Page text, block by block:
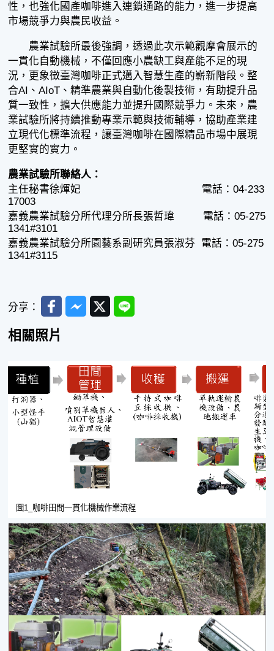
性，也強化國產咖啡進入連鎖通路的能力，進一步提高
市場競爭力與農民收益。
農業試驗所最後強調，透過此次示範觀摩會展示的
一貫化自動機械，不僅回應小農缺工與產能不足的現
況，更象徵臺灣咖啡正式邁入智慧生產的嶄新階段。整
合AI、AIoT、精準農業與自動化後製技術，有助提升品
質一致性，擴大供應能力並提升國際競爭力。未來，農
業試驗所將持續推動專業示範與技術輔導，協助產業建
立現代化標準流程，讓臺灣咖啡在國際精品市場中展現
更堅實的實力。
農業試驗所聯絡人：
主任秘書徐煇妃 電話：04-233
17003
嘉義農業試驗分所代理分所長張哲瑋 電話：05-275
1341#3101
嘉義農業試驗分所園藝系副研究員張淑芬 電話：05-275
1341#3115
分享： FacebookMessenger
TwitterLine
相關照片
圖1_咖啡田間一貫化機械作業流程